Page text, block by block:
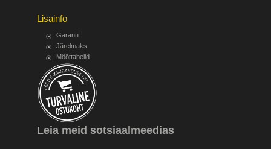
Lisainfo
Garantii
Järelmaks
Mõõttabelid
Leia meid sotsiaalmeedias